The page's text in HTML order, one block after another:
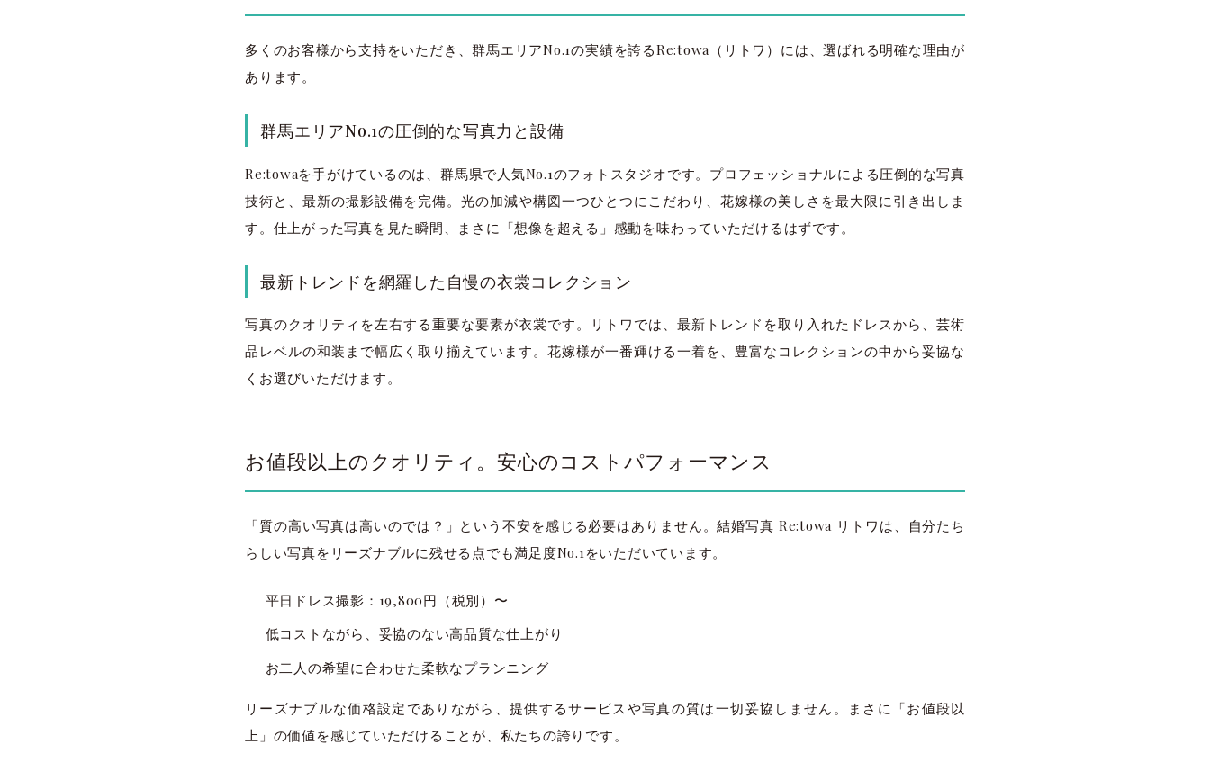
多くのお客様から支持をいただき、群馬エリアNo.1の実績を誇るRe:towa（リトワ）には、選ばれる明確な理由が
あります。
群馬エリアNo.1の圧倒的な写真力と設備
Re:towaを手がけているのは、群馬県で人気No.1のフォトスタジオです。プロフェッショナルによる圧倒的な写真
技術と、最新の撮影設備を完備。光の加減や構図一つひとつにこだわり、花嫁様の美しさを最大限に引き出しま
す。仕上がった写真を見た瞬間、まさに「想像を超える」感動を味わっていただけるはずです。
最新トレンドを網羅した自慢の衣裳コレクション
写真のクオリティを左右する重要な要素が衣裳です。リトワでは、最新トレンドを取り入れたドレスから、芸術
品レベルの和装まで幅広く取り揃えています。花嫁様が一番輝ける一着を、豊富なコレクションの中から妥協な
くお選びいただけます。
お値段以上のクオリティ。安心のコストパフォーマンス
「質の高い写真は高いのでは？」という不安を感じる必要はありません。結婚写真 Re:towa リトワは、自分たち
らしい写真をリーズナブルに残せる点でも満足度No.1をいただいています。
平日ドレス撮影：19,800円（税別）〜
低コストながら、妥協のない高品質な仕上がり
お二人の希望に合わせた柔軟なプランニング
リーズナブルな価格設定でありながら、提供するサービスや写真の質は一切妥協しません。まさに「お値段以
上」の価値を感じていただけることが、私たちの誇りです。